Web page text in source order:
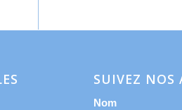
SUIVEZ NOS
Nom